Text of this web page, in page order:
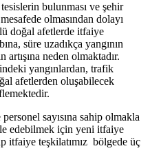
bulunması ve şehir
olmasından dolayı
doğal afetlerde itfaiye
süre uzadıkça yangının
artışına neden olmaktadır.
yangınlardan, trafik
afetlerden oluşabilecek
sayısına sahip olmakla
edebilmek için yeni itfaiye
itfaiye teşkilatımız bölgede üç